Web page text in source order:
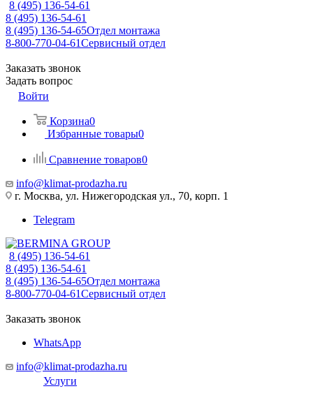
8 (495) 136-54-61
8 (495) 136-54-61
8 (495) 136-54-65Отдел монтажа
8-800-770-04-61Сервисный отдел
Заказать звонок
Задать вопрос
Войти
Корзина0
Избранные товары0
Сравнение товаров0
info@klimat-prodazha.ru
г. Москва, ул. Нижегородская ул., 70, корп. 1
Telegram
8 (495) 136-54-61
8 (495) 136-54-61
8 (495) 136-54-65Отдел монтажа
8-800-770-04-61Сервисный отдел
Заказать звонок
WhatsApp
info@klimat-prodazha.ru
Услуги